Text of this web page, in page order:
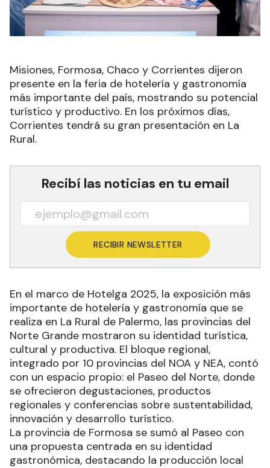
Misiones, Formosa, Chaco y Corrientes dijeron
presente en la feria de hotelería y gastronomía
más importante del país, mostrando su potencial
turístico y productivo. En los próximos días,
Corrientes tendrá su gran presentación en La
Rural.
Recibí las noticias en tu email
RECIBIR NEWSLETTER
En el marco de Hotelga 2025, la exposición más
importante de hotelería y gastronomía que se
realiza en La Rural de Palermo, las provincias del
Norte Grande mostraron su identidad turística,
cultural y productiva. El bloque regional,
integrado por 10 provincias del NOA y NEA, contó
con un espacio propio: el Paseo del Norte, donde
se ofrecieron degustaciones, productos
regionales y conferencias sobre sustentabilidad,
innovación y desarrollo turístico.
La provincia de Formosa se sumó al Paseo con
una propuesta centrada en su identidad
gastronómica, destacando la producción local